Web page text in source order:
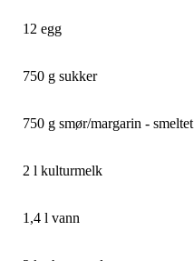
12 egg
750 g sukker
750 g smør/margarin - smeltet
2 l kulturmelk
1,4 l vann